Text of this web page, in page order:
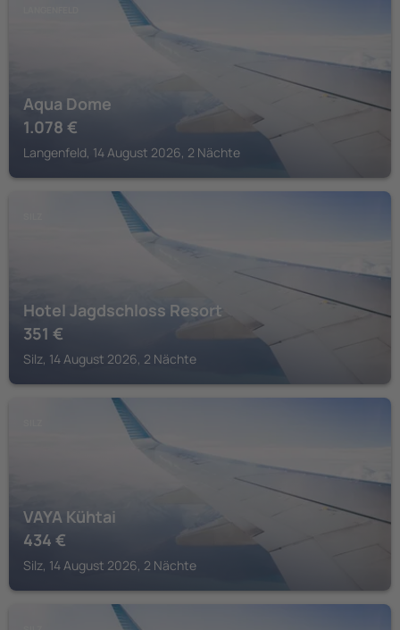
Aqua Dome
1.078 €
Langenfeld, 14 August 2026, 2 Nächte
Hotel Jagdschloss Resort
351 €
Silz, 14 August 2026, 2 Nächte
VAYA Kühtai
434 €
Silz, 14 August 2026, 2 Nächte